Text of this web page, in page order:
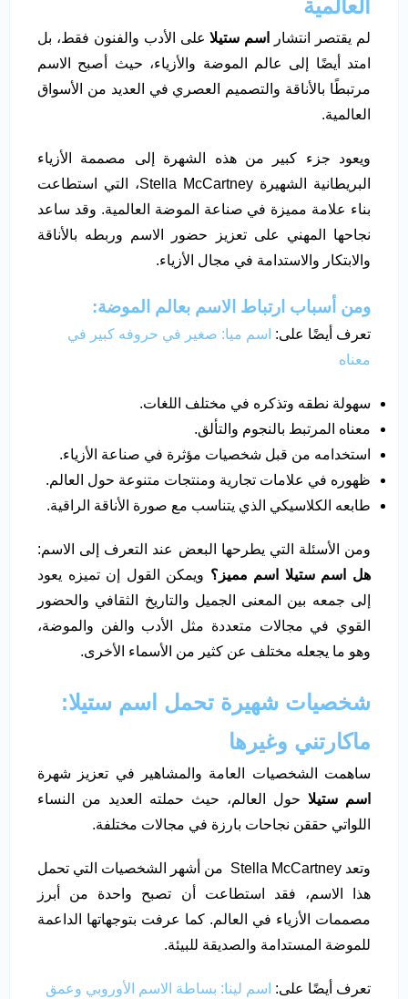
العالمية
لم يقتصر انتشار اسم ستيلاعلى الأدب والفنون فقط، بل
امتد أيضًا إلى عالم الموضة والأزياء، حيث أصبح الاسم
مرتبطًا بالأناقة والتصميم العصري في العديد من الأسواق
العالمية.
ويعود جزء كبير من هذه الشهرة إلى مصممة الأزياء
البريطانية الشهيرة Stella McCartney، التي استطاعت
بناء علامة مميزة في صناعة الموضة العالمية. وقد ساعد
نجاحها المهني على تعزيز حضور الاسم وربطه بالأناقة
والابتكار والاستدامة في مجال الأزياء.
ومن أسباب ارتباط الاسم بعالم الموضة:
تعرف أيضًا على: اسم ميا: صغير في حروفه كبير في
معناه
سهولة نطقه وتذكره في مختلف اللغات.
معناه المرتبط بالنجوم والتألق.
استخدامه من قبل شخصيات مؤثرة في صناعة الأزياء.
ظهوره في علامات تجارية ومنتجات متنوعة حول العالم.
طابعه الكلاسيكي الذي يتناسب مع صورة الأناقة الراقية.
ومن الأسئلة التي يطرحها البعض عند التعرف إلى الاسم:
هل اسم ستيلا اسم مميز؟ ويمكن القول إن تميزه يعود
إلى جمعه بين المعنى الجميل والتاريخ الثقافي والحضور
القوي في مجالات متعددة مثل الأدب والفن والموضة،
وهو ما يجعله مختلف عن كثير من الأسماء الأخرى.
شخصيات شهيرة تحمل اسم ستيلا:
ماكارتني وغيرها
ساهمت الشخصيات العامة والمشاهير في تعزيز شهرة
اسم ستيلا حول العالم، حيث حملته العديد من النساء
اللواتي حققن نجاحات بارزة في مجالات مختلفة.
وتعد Stella McCartney من أشهر الشخصيات التي تحمل
هذا الاسم، فقد استطاعت أن تصبح واحدة من أبرز
مصممات الأزياء في العالم. كما عرفت بتوجهاتها الداعمة
للموضة المستدامة والصديقة للبيئة.
تعرف أيضًا على: اسم لينا: بساطة الاسم الأوروبي وعمق